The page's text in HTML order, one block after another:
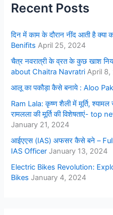
Recent Posts
दिन में काम के दौरान नींद आती है
Benifits April 25, 2024
चैत्र नवरात्री के व्रत के कुछ खाश
about Chaitra Navratri April 8,
आलू का पकौड़ा कैसे बनाये : Aloo
Ram Lala: कृष्ण शैली में मूर्ति,
रामलला की मूर्ति की विशेषताएं-
January 21, 2024
आईएएस (IAS) अफसर कैसे बने –
IAS Officer January 13, 2024
Electric Bikes Revolution:
Bikes January 4, 2024